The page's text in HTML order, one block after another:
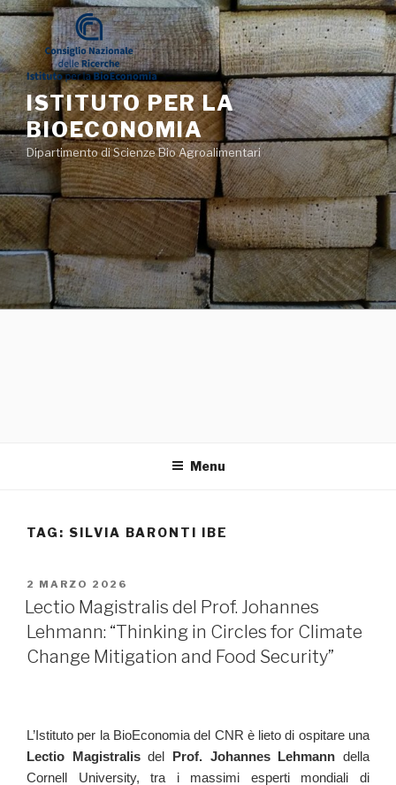
Salta
al
contenuto
ISTITUTO PER LA
BIOECONOMIA
Dipartimento di Scienze Bio Agroalimentari
Menu
TAG: SILVIA BARONTI IBE
PUBBLICATO
IL
2 MARZO 2026
Lectio Magistralis del Prof. Johannes
Lehmann: “Thinking in Circles for Climate
Change Mitigation and Food Security”
L’Istituto per la BioEconomia del CNR è lieto di ospitare una
Lectio Magistralisdel Prof. Johannes Lehmann della
Cornell University, tra i massimi esperti mondiali di